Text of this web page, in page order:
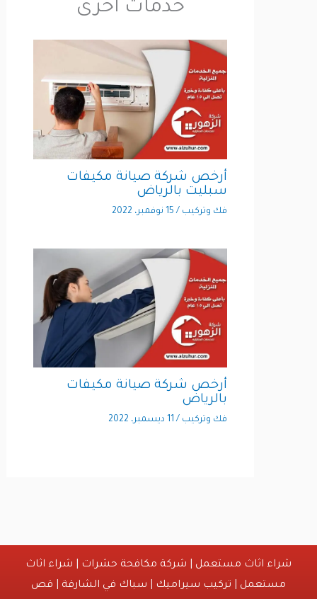
خدمات آخرى
أرخص شركة صيانة مكيفات
سبليت بالرياض
فك وتركيب/15 نوفمبر، 2022
أرخص شركة صيانة مكيفات
بالرياض
فك وتركيب/11 ديسمبر، 2022
شراء اثاث مستعمل|شركة مكافحة حشرات|شراء اثاث
مستعمل|تركيب سيراميك|سباك في الشارقة|قص